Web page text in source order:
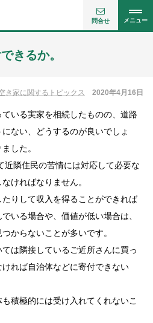
メニュー
問合せ
きるか。
き家に関するトピックス 2020年4月16日
いる実家を相続したものの、道路
ない、どうするのが良いでしょ
した。
近隣住民の苦情には対応して必要な
ければなりません。
りして収入を得ることができれば
いる場合や、価値が低い場合は、
からないことが多いです。
は隣接しているご近所さんに買っ
れば自治体などに寄付できない
積極的には受け入れてくれないこ